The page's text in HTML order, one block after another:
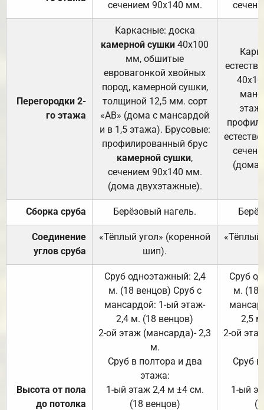
сечением 90х140 мм.
Перегородки 2-
го этажа
Каркасные: доска
камерной сушки 40х100
мм, обшитые
евровагонкой хвойных
пород, камерной сушки,
толщиной 12,5 мм. сорт
«АВ» (дома с мансардой
и в 1,5 этажа). Брусовые:
профилированный брус
камерной сушки,
сечением 90х140 мм.
(дома двухэтажные).
(дома
Сборка сруба Берёзовый нагель.
Соединение
углов сруба
«Тёплый угол» (коренной
шип).
«Тёплый
Высота от пола
до потолка
Сруб одноэтажный: 2,4
м. (18 венцов) Сруб с
мансардой: 1-ый этаж-
2,4 м. (18 венцов)
2-ой этаж (мансарда)- 2,3
м.
Сруб в полтора и два
этажа:
1-ый этаж 2,4 м ±4 см.
(18 венцов)
Сруб
м. (18
2,5
2-ой
Сруб
1-ый